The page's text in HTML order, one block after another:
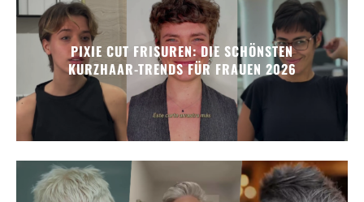
PIXIE CUT FRISUREN: DIE SCHÖNSTEN
KURZHAAR-TRENDS FÜR FRAUEN 2026